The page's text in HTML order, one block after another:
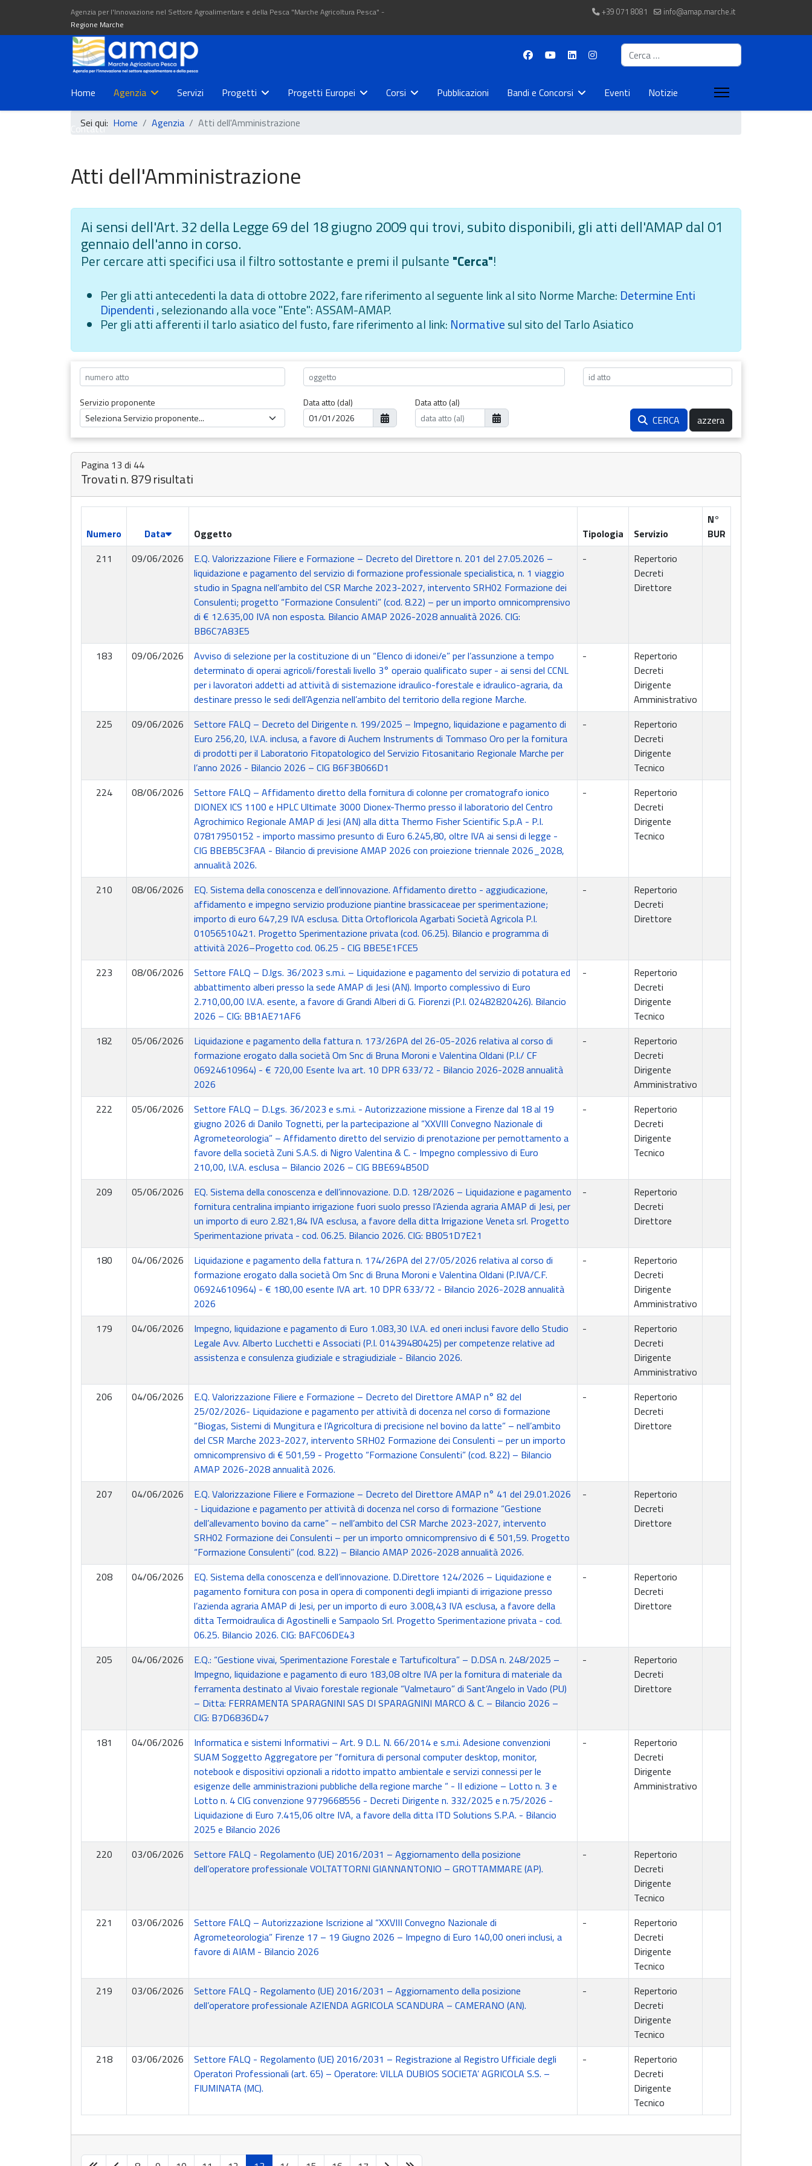
Agenzia per l'Innovazione nel Settore Agroalimentare e della Pesca "Marche Agricoltura Pesca" -
Regione Marche
+39 071 8081 info@amap.marche.it
Cerca
Home Agenzia Servizi Progetti Progetti Europei Corsi Pubblicazioni Bandi e Concorsi Eventi Notizie
Contatti
Sei qui: Home Agenzia Atti dell'Amministrazione
Atti dell'Amministrazione
Ai sensi dell'Art. 32 della Legge 69 del 18 giugno 2009 qui trovi, subito disponibili, gli atti dell'AMAP dal 01
gennaio dell'anno in corso.
Per cercare atti specifici usa il filtro sottostante e premi il pulsante "Cerca"!
Per gli atti antecedenti la data di ottobre 2022, fare riferimento al seguente link al sito Norme Marche: Determine Enti
Dipendenti, selezionando alla voce "Ente": ASSAM-AMAP.
Per gli atti afferenti il tarlo asiatico del fusto, fare riferimento al link: Normativesul sito del Tarlo Asiatico
Servizio proponente Data atto (dal) Data atto (al)
CERCA azzera
Pagina 13 di 44
Trovati n. 879 risultati
Numero Data Oggetto Tipologia Servizio
N°
BUR
211
09/06/2026
E.Q. Valorizzazione Filiere e Formazione – Decreto del Direttore n. 201 del 27.05.2026 –
liquidazione e pagamento del servizio di formazione professionale specialistica, n. 1 viaggio
studio in Spagna nell’ambito del CSR Marche 2023-2027, intervento SRH02 Formazione dei
Consulenti; progetto “Formazione Consulenti” (cod. 8.22) – per un importo omnicomprensivo
di € 12.635,00 IVA non esposta. Bilancio AMAP 2026-2028 annualità 2026. CIG:
BB6C7A83E5
-
Repertorio
Decreti
Direttore
183 09/06/2026
Avviso di selezione per la costituzione di un “Elenco di idonei/e” per l’assunzione a tempo
determinato di operai agricoli/forestali livello 3° operaio qualificato super - ai sensi del CCNL
per i lavoratori addetti ad attività di sistemazione idraulico-forestale e idraulico-agraria, da
destinare presso le sedi dell’Agenzia nell’ambito del territorio della regione Marche.
-
Repertorio
Decreti
Dirigente
Amministrativo
225
09/06/2026
Settore FALQ – Decreto del Dirigente n. 199/2025 – Impegno, liquidazione e pagamento di
Euro 256,20, I.V.A. inclusa, a favore di Auchem Instruments di Tommaso Oro per la fornitura
di prodotti per il Laboratorio Fitopatologico del Servizio Fitosanitario Regionale Marche per
l’anno 2026 - Bilancio 2026 – CIG B6F3B066D1
-
Repertorio
Decreti
Dirigente
Tecnico
224
08/06/2026
Settore FALQ – Affidamento diretto della fornitura di colonne per cromatografo ionico
DIONEX ICS 1100 e HPLC Ultimate 3000 Dionex-Thermo presso il laboratorio del Centro
Agrochimico Regionale AMAP di Jesi (AN) alla ditta Thermo Fisher Scientific S.p.A - P.I.
07817950152 - importo massimo presunto di Euro 6.245,80, oltre IVA ai sensi di legge -
CIG BBEB5C3FAA - Bilancio di previsione AMAP 2026 con proiezione triennale 2026_2028,
annualità 2026.
-
Repertorio
Decreti
Dirigente
Tecnico
210 08/06/2026
EQ. Sistema della conoscenza e dell’innovazione. Affidamento diretto - aggiudicazione,
affidamento e impegno servizio produzione piantine brassicaceae per sperimentazione;
importo di euro 647,29 IVA esclusa. Ditta Ortofloricola Agarbati Società Agricola P.I.
01056510421. Progetto Sperimentazione privata (cod. 06.25). Bilancio e programma di
attività 2026–Progetto cod. 06.25 - CIG BBE5E1FCE5
-
Repertorio
Decreti
Direttore
223 08/06/2026
Settore FALQ – D.lgs. 36/2023 s.m.i. – Liquidazione e pagamento del servizio di potatura ed
abbattimento alberi presso la sede AMAP di Jesi (AN). Importo complessivo di Euro
2.710,00,00 I.V.A. esente, a favore di Grandi Alberi di G. Fiorenzi (P.I. 02482820426). Bilancio
2026 – CIG: BB1AE71AF6
-
Repertorio
Decreti
Dirigente
Tecnico
182
05/06/2026
Liquidazione e pagamento della fattura n. 173/26PA del 26-05-2026 relativa al corso di
formazione erogato dalla società Om Snc di Bruna Moroni e Valentina Oldani (P.I./ CF
06924610964) - € 720,00 Esente Iva art. 10 DPR 633/72 - Bilancio 2026-2028 annualità
2026
-
Repertorio
Decreti
Dirigente
Amministrativo
222
05/06/2026
Settore FALQ – D.Lgs. 36/2023 e s.m.i. - Autorizzazione missione a Firenze dal 18 al 19
giugno 2026 di Danilo Tognetti, per la partecipazione al “XXVIII Convegno Nazionale di
Agrometeorologia” – Affidamento diretto del servizio di prenotazione per pernottamento a
favore della società Zuni S.A.S. di Nigro Valentina & C. - Impegno complessivo di Euro
210,00, I.V.A. esclusa – Bilancio 2026 – CIG BBE694B50D
-
Repertorio
Decreti
Dirigente
Tecnico
209 05/06/2026
EQ. Sistema della conoscenza e dell’innovazione. D.D. 128/2026 – Liquidazione e pagamento
fornitura centralina impianto irrigazione fuori suolo presso l’Azienda agraria AMAP di Jesi, per
un importo di euro 2.821,84 IVA esclusa, a favore della ditta Irrigazione Veneta srl. Progetto
Sperimentazione privata - cod. 06.25. Bilancio 2026. CIG: BB051D7E21
-
Repertorio
Decreti
Direttore
180 04/06/2026
Liquidazione e pagamento della fattura n. 174/26PA del 27/05/2026 relativa al corso di
formazione erogato dalla società Om Snc di Bruna Moroni e Valentina Oldani (P.IVA/C.F.
06924610964) - € 180,00 esente IVA art. 10 DPR 633/72 - Bilancio 2026-2028 annualità
2026
-
Repertorio
Decreti
Dirigente
Amministrativo
179
04/06/2026
Impegno, liquidazione e pagamento di Euro 1.083,30 I.V.A. ed oneri inclusi favore dello Studio
Legale Avv. Alberto Lucchetti e Associati (P.I. 01439480425) per competenze relative ad
assistenza e consulenza giudiziale e stragiudiziale - Bilancio 2026.
-
Repertorio
Decreti
Dirigente
Amministrativo
206
04/06/2026
E.Q. Valorizzazione Filiere e Formazione – Decreto del Direttore AMAP n° 82 del
25/02/2026- Liquidazione e pagamento per attività di docenza nel corso di formazione
“Biogas, Sistemi di Mungitura e l’Agricoltura di precisione nel bovino da latte” – nell’ambito
del CSR Marche 2023-2027, intervento SRH02 Formazione dei Consulenti – per un importo
omnicomprensivo di € 501,59 - Progetto “Formazione Consulenti” (cod. 8.22) – Bilancio
AMAP 2026-2028 annualità 2026.
-
Repertorio
Decreti
Direttore
207 04/06/2026
E.Q. Valorizzazione Filiere e Formazione – Decreto del Direttore AMAP n° 41 del 29.01.2026
- Liquidazione e pagamento per attività di docenza nel corso di formazione “Gestione
dell’allevamento bovino da carne” – nell’ambito del CSR Marche 2023-2027, intervento
SRH02 Formazione dei Consulenti – per un importo omnicomprensivo di € 501,59. Progetto
“Formazione Consulenti” (cod. 8.22) – Bilancio AMAP 2026-2028 annualità 2026.
-
Repertorio
Decreti
Direttore
208 04/06/2026
EQ. Sistema della conoscenza e dell’innovazione. D.Direttore 124/2026 – Liquidazione e
pagamento fornitura con posa in opera di componenti degli impianti di irrigazione presso
l’azienda agraria AMAP di Jesi, per un importo di euro 3.008,43 IVA esclusa, a favore della
ditta Termoidraulica di Agostinelli e Sampaolo Srl. Progetto Sperimentazione privata - cod.
06.25. Bilancio 2026. CIG: BAFC06DE43
-
Repertorio
Decreti
Direttore
205 04/06/2026
E.Q.: “Gestione vivai, Sperimentazione Forestale e Tartuficoltura” – D.DSA n. 248/2025 –
Impegno, liquidazione e pagamento di euro 183,08 oltre IVA per la fornitura di materiale da
ferramenta destinato al Vivaio forestale regionale “Valmetauro” di Sant’Angelo in Vado (PU)
– Ditta: FERRAMENTA SPARAGNINI SAS DI SPARAGNINI MARCO & C. – Bilancio 2026 –
CIG: B7D6836D47
-
Repertorio
Decreti
Direttore
181 04/06/2026
Informatica e sistemi Informativi – Art. 9 D.L. N. 66/2014 e s.m.i. Adesione convenzioni
SUAM Soggetto Aggregatore per “fornitura di personal computer desktop, monitor,
notebook e dispositivi opzionali a ridotto impatto ambientale e servizi connessi per le
esigenze delle amministrazioni pubbliche della regione marche “ - II edizione – Lotto n. 3 e
Lotto n. 4 CIG convenzione 9779668556 - Decreti Dirigente n. 332/2025 e n.75/2026 -
Liquidazione di Euro 7.415,06 oltre IVA, a favore della ditta ITD Solutions S.P.A. - Bilancio
2025 e Bilancio 2026
-
Repertorio
Decreti
Dirigente
Amministrativo
220 03/06/2026
Settore FALQ - Regolamento (UE) 2016/2031 – Aggiornamento della posizione
dell’operatore professionale VOLTATTORNI GIANNANTONIO – GROTTAMMARE (AP).
-
Repertorio
Decreti
Dirigente
Tecnico
221
03/06/2026
Settore FALQ – Autorizzazione Iscrizione al “XXVIII Convegno Nazionale di
Agrometeorologia” Firenze 17 – 19 Giugno 2026 – Impegno di Euro 140,00 oneri inclusi, a
favore di AIAM - Bilancio 2026
-
Repertorio
Decreti
Dirigente
Tecnico
219
03/06/2026
Settore FALQ - Regolamento (UE) 2016/2031 – Aggiornamento della posizione
dell’operatore professionale AZIENDA AGRICOLA SCANDURA – CAMERANO (AN).
-
Repertorio
Decreti
Dirigente
Tecnico
218
03/06/2026
Settore FALQ - Regolamento (UE) 2016/2031 – Registrazione al Registro Ufficiale degli
Operatori Professionali (art. 65) – Operatore: VILLA DUBIOS SOCIETA’ AGRICOLA S.S. –
FIUMINATA (MC).
-
Repertorio
Decreti
Dirigente
Tecnico